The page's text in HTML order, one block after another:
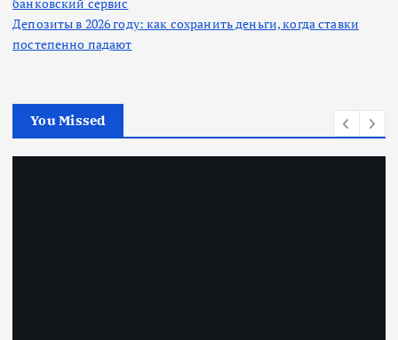
Депозиты в 2026 году: как сохранить деньги, когда ставки
постепенно падают
You Missed